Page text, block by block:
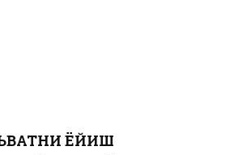
ЁЙИШ